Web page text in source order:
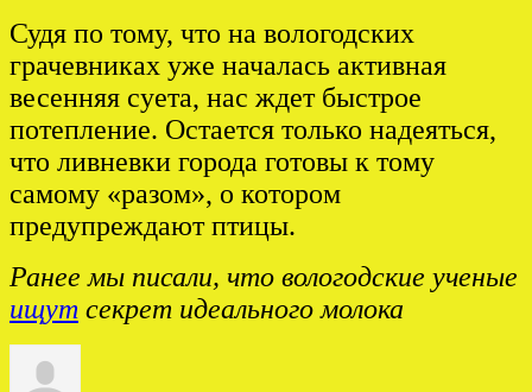
Судя по тому, что на вологодских
грачевниках уже началась активная
весенняя суета, нас ждет быстрое
потепление. Остается только надеяться,
что ливневки города готовы к тому
самому «разом», о котором
предупреждают птицы.
Ранее мы писали, что вологодские ученые
ищут секрет идеального молока